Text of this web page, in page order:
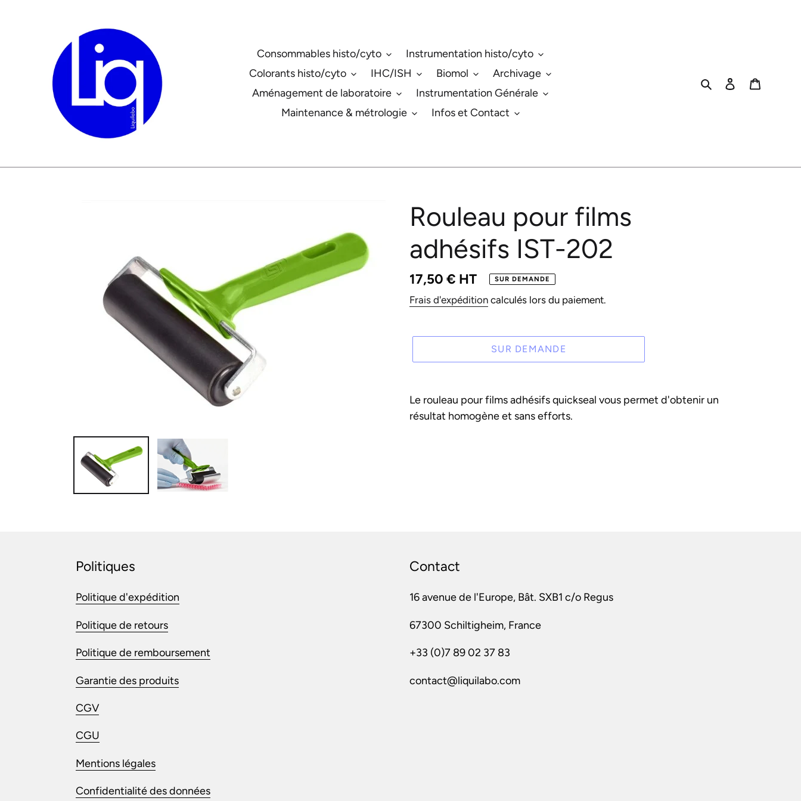
Consommables histo/cyto
Instrumentation histo/cyto
Colorants histo/cyto
IHC/ISH Biomol
Archivage
Aménagement de laboratoire
Instrumentation Générale
Maintenance & métrologie
Infos et Contact
RechercherSe connecter
Rouleau pour films
adhésifs IST-202
Prix
normal
17,50 € HT SUR DEMANDE
Frais d'expédition calculés lors du paiement.
SUR DEMANDE
d'un
produit
Le rouleau pour films adhésifs quickseal vous permet d'obtenir un
résultat homogène et sans efforts.
Politiques
Politique d'expédition
Politique de retours
Politique de remboursement
Garantie des produits
CGV
CGU
Mentions légales
Confidentialité des données
Contact
16 avenue de l'Europe, Bât. SXB1 c/o Regus
67300 Schiltigheim, France
+33 (0)7 89 02 37 83
contact@liquilabo.com